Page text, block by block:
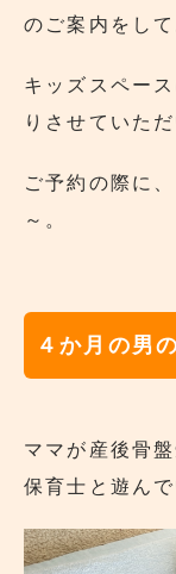
のご案内をして
キッズスペー
りさせていた
ご予約の際に
～。
４か月の男
ママが産後骨
保育士と遊ん